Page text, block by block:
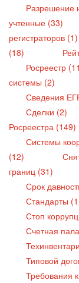
Разрешение
учтенные (33)
регистраторов (1)
(18)
Росреестр
системы (2)
Сведения
Сделки (2)
Росреестра (149)
Системы
(12)
границ (31)
Срок
Стандарты
Стоп
Счетная
Типовой
Требования